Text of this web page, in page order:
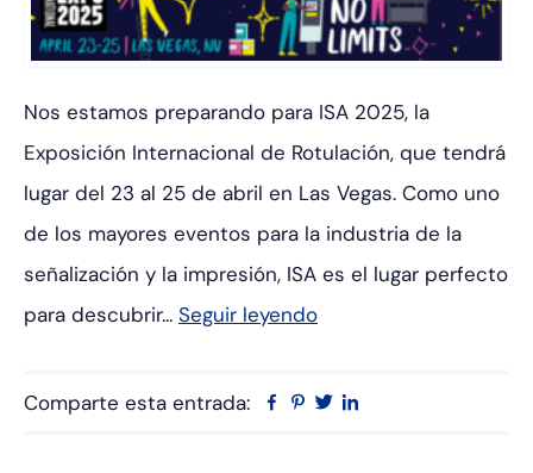
Nos estamos preparando para ISA 2025, la
Exposición Internacional de Rotulación, que tendrá
lugar del 23 al 25 de abril en Las Vegas. Como uno
de los mayores eventos para la industria de la
señalización y la impresión, ISA es el lugar perfecto
para descubrir... Seguir leyendo
Comparte esta entrada: Facebook
Pinterest
Twitter